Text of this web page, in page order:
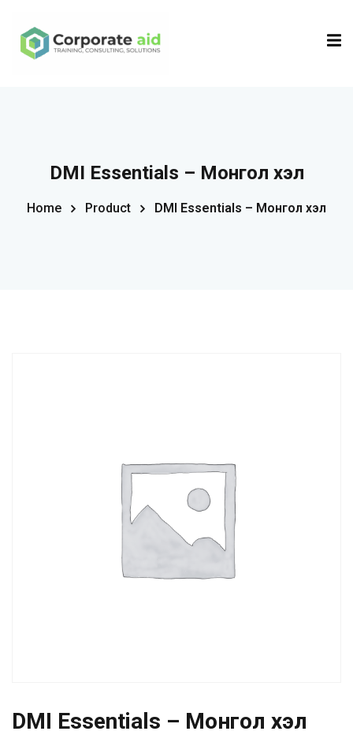
DMI Essentials – Монгол хэл
Home Product DMI Essentials – Монгол хэл
DMI Essentials – Монгол хэл
Sign in